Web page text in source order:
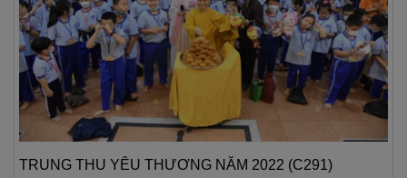
TRUNG THU YÊU THƯƠNG NĂM 2022 (C291)